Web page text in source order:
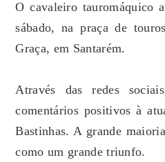
O cavaleiro tauromáquico
sábado, na praça de
Graça, em Santarém.
Através das redes
comentários positivos à
Bastinhas. A grande
como um grande triunfo.